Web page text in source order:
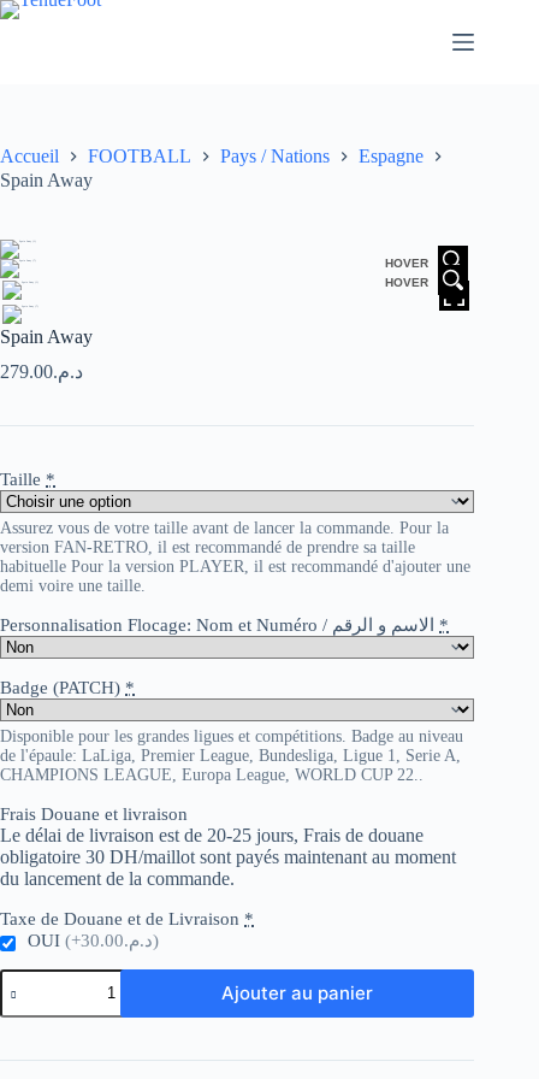
Passer
Accueil FOOTBALL Pays / Nations
Espagne
Spain Away
HOVER
HOVER
Spain Away
د.م.279.00
Taille *
Assurez vous de votre taille avant de lancer la commande. Pour la
version FAN-RETRO, il est recommandé de prendre sa taille
habituelle Pour la version PLAYER, il est recommandé d'ajouter une
demi voire une taille.
Personnalisation Flocage: Nom et Numéro / الاسم و الرقم *
Badge (PATCH) *
Disponible pour les grandes ligues et compétitions. Badge au niveau
de l'épaule: LaLiga, Premier League, Bundesliga, Ligue 1, Serie A,
CHAMPIONS LEAGUE, Europa League, WORLD CUP 22..
Frais Douane et livraison
Le délai de livraison est de 20-25 jours, Frais de douane
obligatoire 30 DH/maillot sont payés maintenant au moment
du lancement de la commande.
Taxe de Douane et de Livraison *
OUI
(+د.م.30.00)
quantité
de
Spain
Ajouter au panier